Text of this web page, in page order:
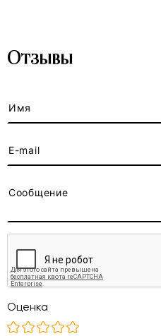
Отзывы
Оценка